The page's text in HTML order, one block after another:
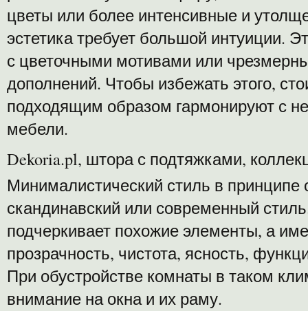
цветы или более интенсивные и
эстетика требует большой интуиции.
с цветочными мотивами или
дополнений. Чтобы избежать этого,
подходящим образом гармонируют с
мебели.
Dekoria.pl, штора с подтяжками,
Минималистический стиль в принципе
скандинавский или современный
подчеркивает похожие элементы, а
прозрачность, чистота, ясность,
При обустройстве комнаты в таком
внимание на окна и их раму.